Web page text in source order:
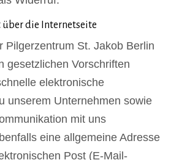
die Internetseite
Pilgerzentrum St. Jakob Berlin
gesetzlichen Vorschriften
elektronische
unserem Unternehmen sowie
mit uns
eine allgemeine Adresse
Post (E-Mail-